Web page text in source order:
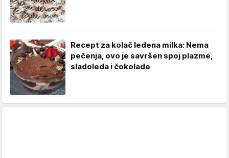
Recept za kolač ledena milka: Nema
pečenja, ovo je savršen spoj plazme,
sladoleda i čokolade